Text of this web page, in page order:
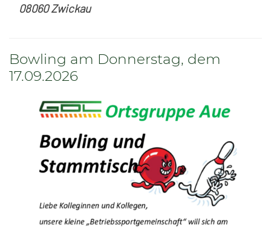
08060 Zwickau
Bowling am Donnerstag, dem
17.09.2026